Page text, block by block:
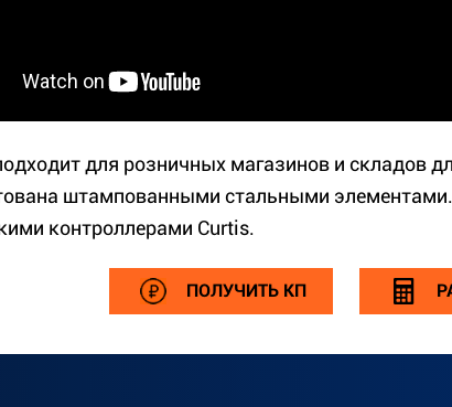
для розничных магазинов и складов
штампованными стальными
контроллерами Curtis.
ПОЛУЧИТЬ КП